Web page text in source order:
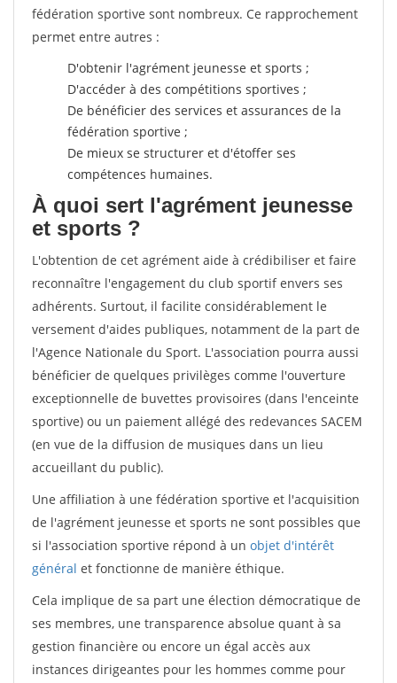
fédération sportive sont nombreux. Ce rapprochement
permet entre autres :
D'obtenir l'agrément jeunesse et sports ;
D'accéder à des compétitions sportives ;
De bénéficier des services et assurances de la
fédération sportive ;
De mieux se structurer et d'étoffer ses
compétences humaines.
À quoi sert l'agrément jeunesse
et sports ?
L'obtention de cet agrément aide à crédibiliser et faire
reconnaître l'engagement du club sportif envers ses
adhérents. Surtout, il facilite considérablement le
versement d'aides publiques, notamment de la part de
l'Agence Nationale du Sport. L'association pourra aussi
bénéficier de quelques privilèges comme l'ouverture
exceptionnelle de buvettes provisoires (dans l'enceinte
sportive) ou un paiement allégé des redevances SACEM
(en vue de la diffusion de musiques dans un lieu
accueillant du public).
Une affiliation à une fédération sportive et l'acquisition
de l'agrément jeunesse et sports ne sont possibles que
si l'association sportive répond à un objet d'intérêt
général et fonctionne de manière éthique.
Cela implique de sa part une élection démocratique de
ses membres, une transparence absolue quant à sa
gestion financière ou encore un égal accès aux
instances dirigeantes pour les hommes comme pour